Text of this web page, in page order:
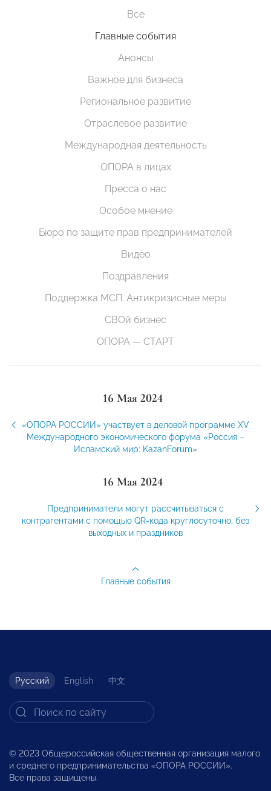
Все
Главные события
Анонсы
Важное для бизнеса
Региональное развитие
Отраслевое развитие
Международная деятельность
ОПОРА в лицах
Пресса о нас
Особое мнение
Бюро по защите прав предпринимателей
Видео
Поздравления
Поддержка МСП. Антикризисные меры
СВОй бизнес
ОПОРА — СТАРТ
16 Мая 2024
«ОПОРА РОССИИ» участвует в деловой программе XV
Международного экономического форума «Россия –
Исламский мир: KazanForum»
16 Мая 2024
Предприниматели могут рассчитываться с
контрагентами с помощью QR-кода круглосуточно, без
выходных и праздников
Главные события
Русский English 中文
© 2023 Общероссийская общественная организация малого
и среднего предпринимательства «ОПОРА РОССИИ».
Все права защищены.